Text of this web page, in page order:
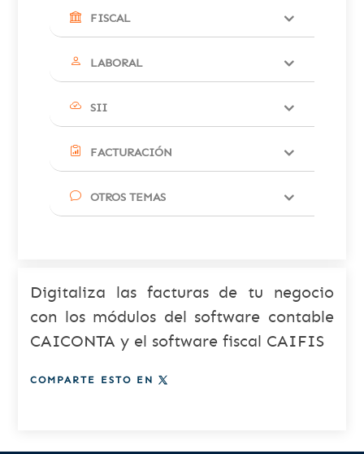
FISCAL
LABORAL
SII
FACTURACIÓN
OTROS TEMAS
Digitaliza las facturas de tu negocio
con los módulos del software contable
CAICONTA y el software fiscal CAIFIS
COMPARTE ESTO EN t